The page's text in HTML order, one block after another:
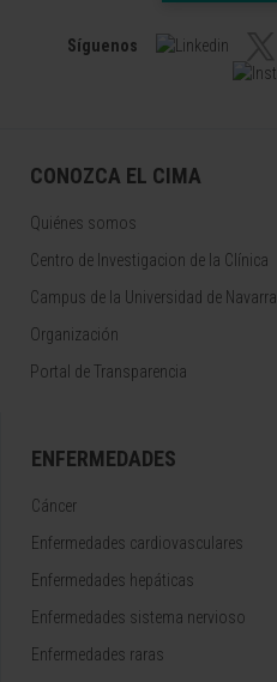
Síguenos
CONOZCA EL CIMA
Quiénes somos
Centro de Investigacion de la Clínica
Campus de la Universidad de Navarra
Organización
Portal de Transparencia
ENFERMEDADES
Cáncer
Enfermedades cardiovasculares
Enfermedades hepáticas
Enfermedades sistema nervioso
Enfermedades raras